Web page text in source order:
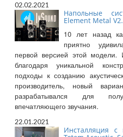
02.02.2021
Напольные
Element Metal
10 лет назад
приятно
первой версией этой
благодаря уникальной
подходы к созданию
производитель, новый
разрабатывался для
впечатляющего звучания.
22.01.2021
Инсталляция